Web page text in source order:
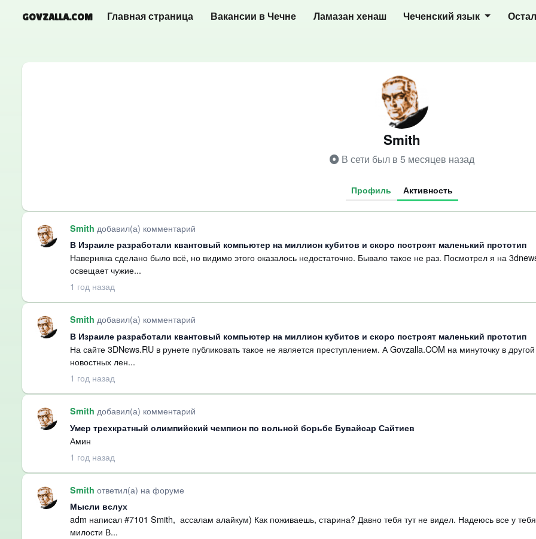
GOVZALLA.COM Главная страница Вакансии в Чечне Ламазан хенаш Чеченский язык
Smith
В сети был в 5 месяцев назад
Профиль Активность
Smith добавил(а) комментарий
В Израиле разработали квантовый компьютер на миллион кубитов и скоро построят маленький прототип
Наверняка сделано было всё, но видимо этого оказалось недостаточно. Бывало такое не раз. Посмотрел я на
освещает чужие...
1 год назад
Smith добавил(а) комментарий
В Израиле разработали квантовый компьютер на миллион кубитов и скоро построят маленький прототип
На сайте 3DNews.RU в рунете публиковать такое не является преступлением. А Govzalla.COM на минуточку в
новостных лен...
1 год назад
Smith добавил(а) комментарий
Умер трехкратный олимпийский чемпион по вольной борьбе Бувайсар Сайтиев
Амин
1 год назад
Smith ответил(а) на форуме
Мысли вслух
adm написал #7101 Smith, ассалам алайкум) Как поживаешь, старина? Давно тебя тут не видел. Надеюсь все у
милости В...